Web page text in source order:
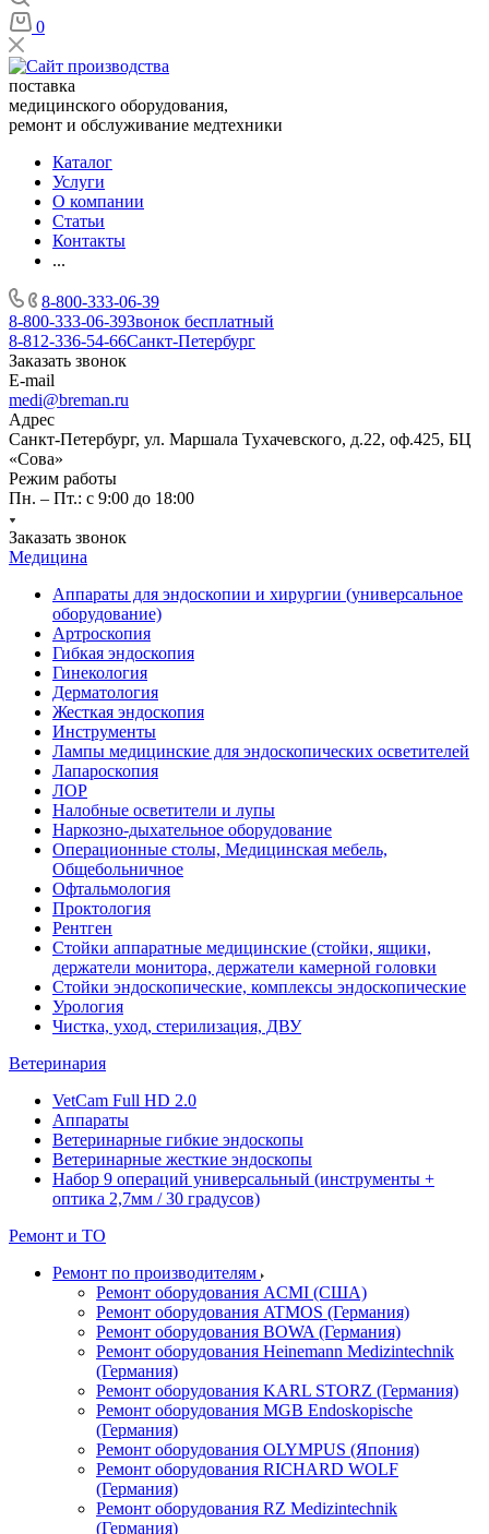
0
поставка
медицинского оборудования,
ремонт и обслуживание медтехники
Каталог
Услуги
О компании
Статьи
Контакты
...
8-800-333-06-39
8-800-333-06-39Звонок бесплатный
8-812-336-54-66Санкт-Петербург
Заказать звонок
E-mail
medi@breman.ru
Адрес
Санкт-Петербург, ул. Маршала Тухачевского, д.22, оф.425, БЦ
«Сова»
Режим работы
Пн. – Пт.: с 9:00 до 18:00
Заказать звонок
Медицина
Аппараты для эндоскопии и хирургии (универсальное
оборудование)
Артроскопия
Гибкая эндоскопия
Гинекология
Дерматология
Жесткая эндоскопия
Инструменты
Лампы медицинские для эндоскопических осветителей
Лапароскопия
ЛОР
Налобные осветители и лупы
Наркозно-дыхательное оборудование
Операционные столы, Медицинская мебель,
Общебольничное
Офтальмология
Проктология
Рентген
Стойки аппаратные медицинские (стойки, ящики,
держатели монитора, держатели камерной головки
Стойки эндоскопические, комплексы эндоскопические
Урология
Чистка, уход, стерилизация, ДВУ
Ветеринария
VetCam Full HD 2.0
Аппараты
Ветеринарные гибкие эндоскопы
Ветеринарные жесткие эндоскопы
Набор 9 операций универсальный (инструменты +
оптика 2,7мм / 30 градусов)
Ремонт и ТО
Ремонт по производителям
Ремонт оборудования ACMI (США)
Ремонт оборудования ATMOS (Германия)
Ремонт оборудования BOWA (Германия)
Ремонт оборудования Heinemann Medizintechnik
(Германия)
Ремонт оборудования KARL STORZ (Германия)
Ремонт оборудования MGB Endoskopische
(Германия)
Ремонт оборудования OLYMPUS (Япония)
Ремонт оборудования RICHARD WOLF
(Германия)
Ремонт оборудования RZ Medizintechnik
(Германия)